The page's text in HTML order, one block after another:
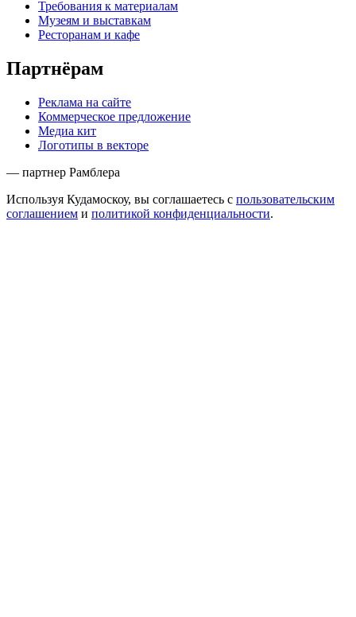
Требования к материалам
Музеям и выставкам
Ресторанам и кафе
Партнёрам
Реклама на сайте
Коммерческое предложение
Медиа кит
Логотипы в векторе
— партнер Рамблера
Используя Кудамоскоу, вы соглашаетесь с пользовательским
соглашением и политикой конфиденциальности.